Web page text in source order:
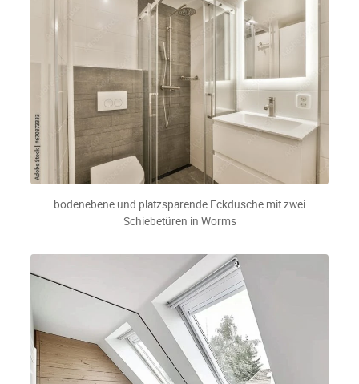
bodenebene und platzsparende Eckdusche mit zwei
Schiebetüren in Worms